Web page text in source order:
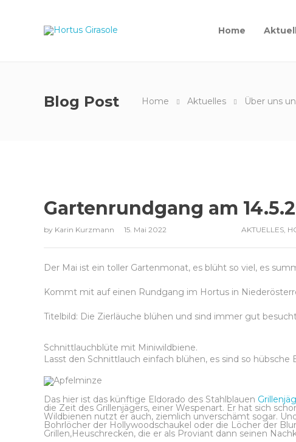
Home
Blog Post Home Aktuelles Über uns
Gartenrundgang am
by Karin Kurzmann 15. Mai 2022 AKTUELLES,
Der Mai ist ein toller Gartenmonat, es blüht so viel, es
Kommt mit auf einen Rundgang im Hortus in
Titelbild: Die Zierläuche blühen und sind immer gut
Schnittlauchblüte mit Miniwildbiene.
Lasst den Schnittlauch einfach blühen, es sind so
Das hier ist das künftige Eldorado des Stahlblauen
die Zeit des Grillenjägers, einer Wespenart. Er hat sich
Wildbienen nutzt er auch, ziemlich unverschämt sogar.
Bohrlöcher der Hollywoodschaukel oder die Löcher der
Grillen,Heuschrecken, die er als Proviant dann seinen